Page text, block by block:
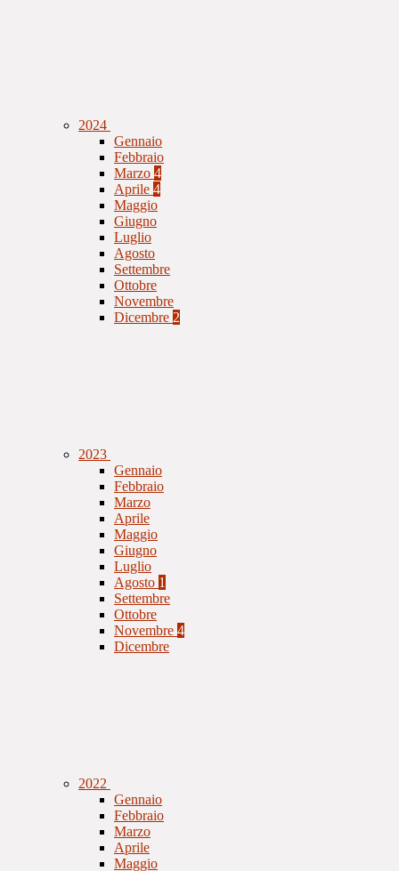
2024
Gennaio
Febbraio
Marzo 4
Aprile 4
Maggio
Giugno
Luglio
Agosto
Settembre
Ottobre
Novembre
Dicembre 2
2023
Gennaio
Febbraio
Marzo
Aprile
Maggio
Giugno
Luglio
Agosto 1
Settembre
Ottobre
Novembre 4
Dicembre
2022
Gennaio
Febbraio
Marzo
Aprile
Maggio